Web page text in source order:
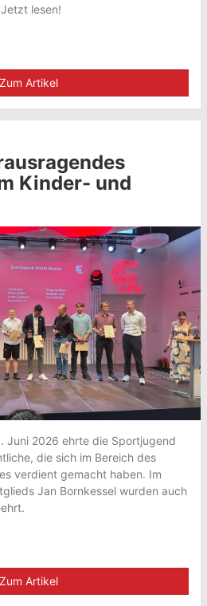
lesen!
Zum Artikel
Kinder- und
Juni 2026 ehrte die Sportjugend
die sich im Bereich des
verdient gemacht haben. Im
Jan Bornkessel wurden auch
Zum Artikel